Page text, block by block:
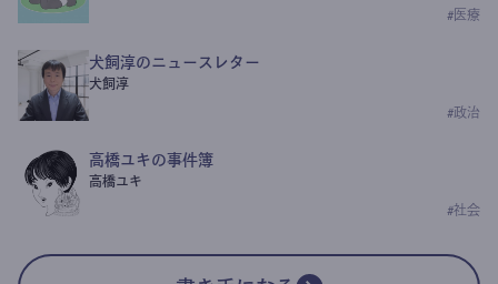
# 医療
犬飼淳のニュースレター
犬飼淳
#政治
高橋ユキの事件簿
高橋ユキ
#社会